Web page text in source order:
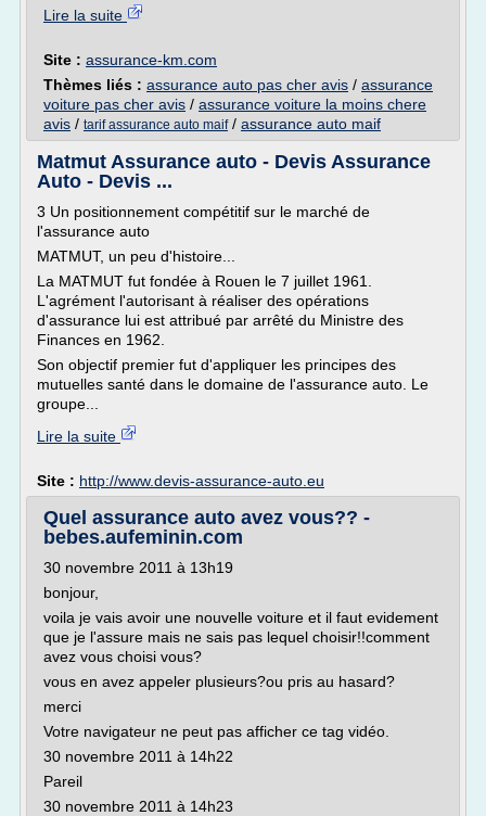
Lire la suite
Site : assurance-km.com
Thèmes liés : assurance auto pas cher avis / assurance
voiture pas cher avis / assurance voiture la moins chere
avis / tarif assurance auto maif/ assurance auto maif
Matmut Assurance auto - Devis Assurance
Auto - Devis ...
3 Un positionnement compétitif sur le marché de
l'assurance auto
MATMUT, un peu d'histoire...
La MATMUT fut fondée à Rouen le 7 juillet 1961.
L'agrément l'autorisant à réaliser des opérations
d'assurance lui est attribué par arrêté du Ministre des
Finances en 1962.
Son objectif premier fut d'appliquer les principes des
mutuelles santé dans le domaine de l'assurance auto. Le
groupe...
Lire la suite
Site : http://www.devis-assurance-auto.eu
Quel assurance auto avez vous?? -
bebes.aufeminin.com
30 novembre 2011 à 13h19
bonjour,
voila je vais avoir une nouvelle voiture et il faut evidement
que je l'assure mais ne sais pas lequel choisir!!comment
avez vous choisi vous?
vous en avez appeler plusieurs?ou pris au hasard?
merci
Votre navigateur ne peut pas afficher ce tag vidéo.
30 novembre 2011 à 14h22
Pareil
30 novembre 2011 à 14h23